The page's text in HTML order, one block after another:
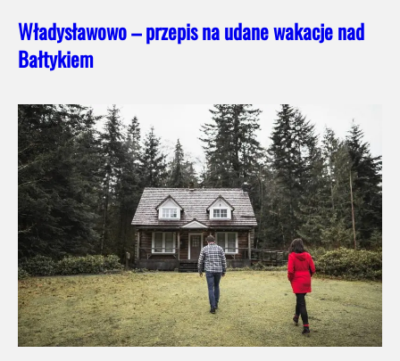
Władysławowo – przepis na udane wakacje nad
Bałtykiem